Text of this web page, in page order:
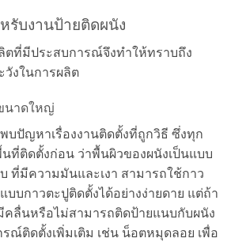
รับงานป้ายติดผนัง
ตที่มีประสบการณ์จึงทำให้ทราบถึง
งในการผลิต
นาดใหญ่
ปัญหาเรื่องงานติดตั้งที่ถูกวิธี ซึ่งทุก
ที่ติดตั้งก่อน ว่าพื้นผิวของผนังเป็นแบบ
ที่มีความมันและเงา สามารถใช้กาว
บกาวตะปูติดตั้งได้อย่างง่ายดาย แต่ถ้า
คลื่นหรือไม่สามารถติดป้ายแนบกับผนัง
ณ์ติดตั้งเพิ่มเติม เช่น น็อตหมุดลอย เพื่อ